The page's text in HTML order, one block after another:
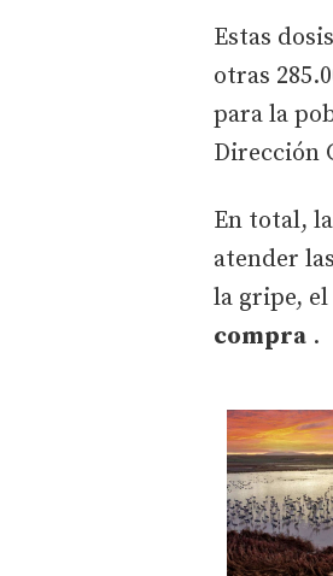
Estas
otras
para la
Dirección
En total,
atender
la gripe,
compra .